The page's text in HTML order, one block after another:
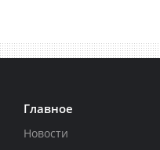
Главное
Новости